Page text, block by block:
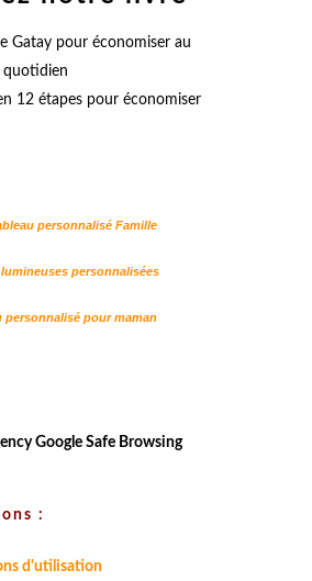
12 étapes pour économiser
personnalisé Famille
personnalisées
personnalisé pour maman
:
d'utilisation